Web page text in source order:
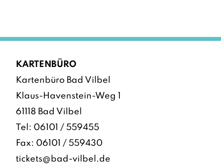
KARTENBÜRO
Kartenbüro Bad Vilbel
Klaus-Havenstein-Weg 1
61118 Bad Vilbel
Tel: 06101 / 559455
Fax: 06101 / 559430
tickets@bad-vilbel.de